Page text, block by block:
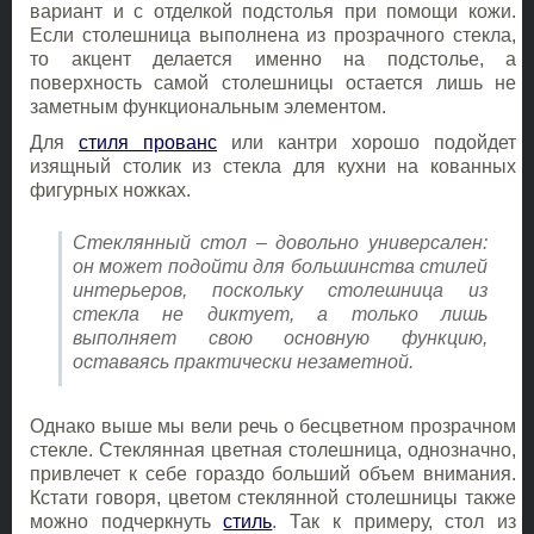
вариант и с отделкой подстолья при помощи кожи.
Если столешница выполнена из прозрачного стекла,
то акцент делается именно на подстолье, а
поверхность самой столешницы остается лишь не
заметным функциональным элементом.
Для стиля прованс или кантри хорошо подойдет
изящный столик из стекла для кухни на кованных
фигурных ножках.
Стеклянный стол – довольно универсален:
он может подойти для большинства стилей
интерьеров, поскольку столешница из
стекла не диктует, а только лишь
выполняет свою основную функцию,
оставаясь практически незаметной.
Однако выше мы вели речь о бесцветном прозрачном
стекле. Стеклянная цветная столешница, однозначно,
привлечет к себе гораздо больший объем внимания.
Кстати говоря, цветом стеклянной столешницы также
можно подчеркнутьстиль. Так к примеру, стол из